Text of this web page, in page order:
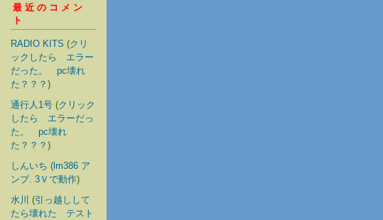
最近のコメン
ト
RADIO KITS (クリ
ックしたら エラー
だった。 pc壊れ
た？？？ )
通行人1号 (クリック
したら エラーだっ
た。 pc壊れ
た？？？ )
しんいち ( lm386 ア
ンプ. 3Ｖで動作)
水川 (引っ越しして
たら壊れた テスト